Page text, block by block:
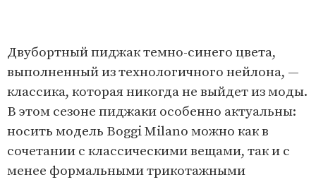
Двубортный пиджак темно-синего цвета,
выполненный из технологичного нейлона, —
классика, которая никогда не выйдет из моды.
В этом сезоне пиджаки особенно актуальны:
носить модель Boggi Milano можно как в
сочетании с классическими вещами, так и с
менее формальными трикотажными